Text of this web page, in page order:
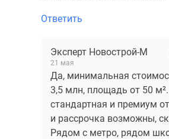
Ответить
Эксперт Новострой-М
21 мая
Да, минимальная
3,5 млн, площадь от 50
стандартная и премиум
и рассрочка возможны,
Рядом с метро, рядом